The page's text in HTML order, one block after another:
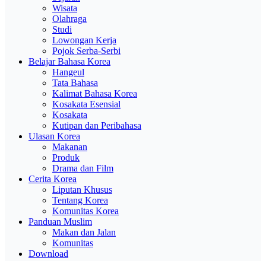
Wisata
Olahraga
Studi
Lowongan Kerja
Pojok Serba-Serbi
Belajar Bahasa Korea
Hangeul
Tata Bahasa
Kalimat Bahasa Korea
Kosakata Esensial
Kosakata
Kutipan dan Peribahasa
Ulasan Korea
Makanan
Produk
Drama dan Film
Cerita Korea
Liputan Khusus
Tentang Korea
Komunitas Korea
Panduan Muslim
Makan dan Jalan
Komunitas
Download